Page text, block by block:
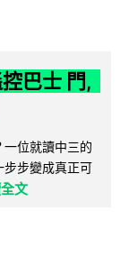
巴士 門,
位就讀中三的
步步變成真正可
文